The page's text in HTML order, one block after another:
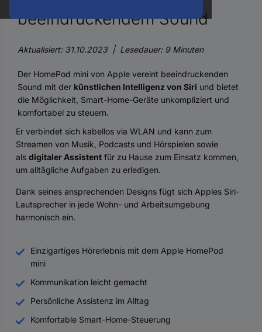
Hst.-
Nr.
beeindruckendem Sound
Aktualisiert: 31.10.2023 | Lesedauer: 9 Minuten
Der HomePod mini von Apple vereint beeindruckenden
Sound mit der künstlichen Intelligenz von Siri und bietet
die Möglichkeit, Smart-Home-Geräte unkompliziert und
komfortabel zu steuern.
Er verbindet sich kabellos via WLAN und kann zum
Streamen von Musik, Podcasts und Hörspielen sowie
als digitaler Assistent für zu Hause zum Einsatz kommen,
um alltägliche Aufgaben zu erledigen.
Dank seines ansprechenden Designs fügt sich Apples Siri-
Lautsprecher in jede Wohn- und Arbeitsumgebung
harmonisch ein.
Einzigartiges Hörerlebnis mit dem Apple HomePod
mini
Kommunikation leicht gemacht
Persönliche Assistenz im Alltag
Komfortable Smart-Home-Steuerung